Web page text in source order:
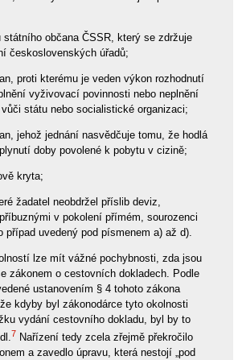
občana ČSSR, který se zdržuje
československých úřadů;
proti kterému je veden výkon rozhodnutí
vyživovací povinnosti nebo neplnění
státu nebo socialistické organizaci;
jehož jednání nasvědčuje tomu, že hodlá
doby povolené k pobytu v cizině;
kryta;
žadatel neobdržel příslib deviz,
v pokolení přímém, sourozenci
případ uvedený pod písmenem a) až d).
lze mít vážné pochybnosti, zda jsou
zákonem o cestovních dokladech. Podle
ustanovením § 4 tohoto zákona
kdyby byl zákonodárce tyto okolnosti
vydání cestovního dokladu, byl by to
7 Nařízení tedy zcela zřejmě překročilo
a zavedlo úpravu, která nestojí „pod